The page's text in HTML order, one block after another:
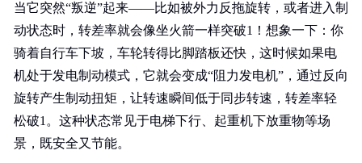
当它突然“叛逆”起来——比如被外力反拖旋转，或者进入制
动状态时，转差率就会像坐火箭一样突破1！想象一下：你
骑着自行车下坡，车轮转得比脚踏板还快，这时候如果电
机处于发电制动模式，它就会变成“阻力发电机”，通过反向
旋转产生制动扭矩，让转速瞬间低于同步转速，转差率轻
松破1。这种状态常见于电梯下行、起重机下放重物等场
景，既安全又节能。